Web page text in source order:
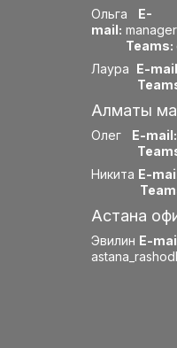
Ольга E-
mail:
Teams:
Лаура E-
Алматы
Олег E-mail:
Никита E-
Астана
Эвилин E-